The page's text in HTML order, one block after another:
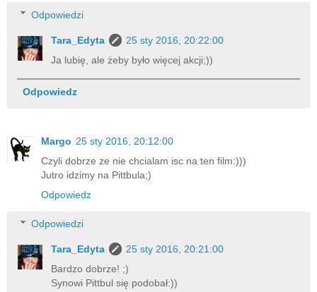
Odpowiedzi
Tara_Edyta
25 sty 2016, 20:22:00
Ja lubię, ale żeby było więcej akcji;))
Odpowiedz
Margo 25 sty 2016, 20:12:00
Czyli dobrze ze nie chcialam isc na ten film:)))
Jutro idzimy na Pittbula;)
Odpowiedz
Odpowiedzi
Tara_Edyta
25 sty 2016, 20:21:00
Bardzo dobrze! ;)
Synowi Pittbul się podobał:))